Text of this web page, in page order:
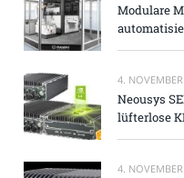
Modulare
4.
Neousys
lüfterlose
4.